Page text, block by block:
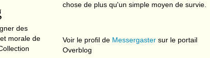
des
morale de
chose de plus qu'un simple moyen de survie.
Voir le profil de Messergaster sur le portail
Overblog